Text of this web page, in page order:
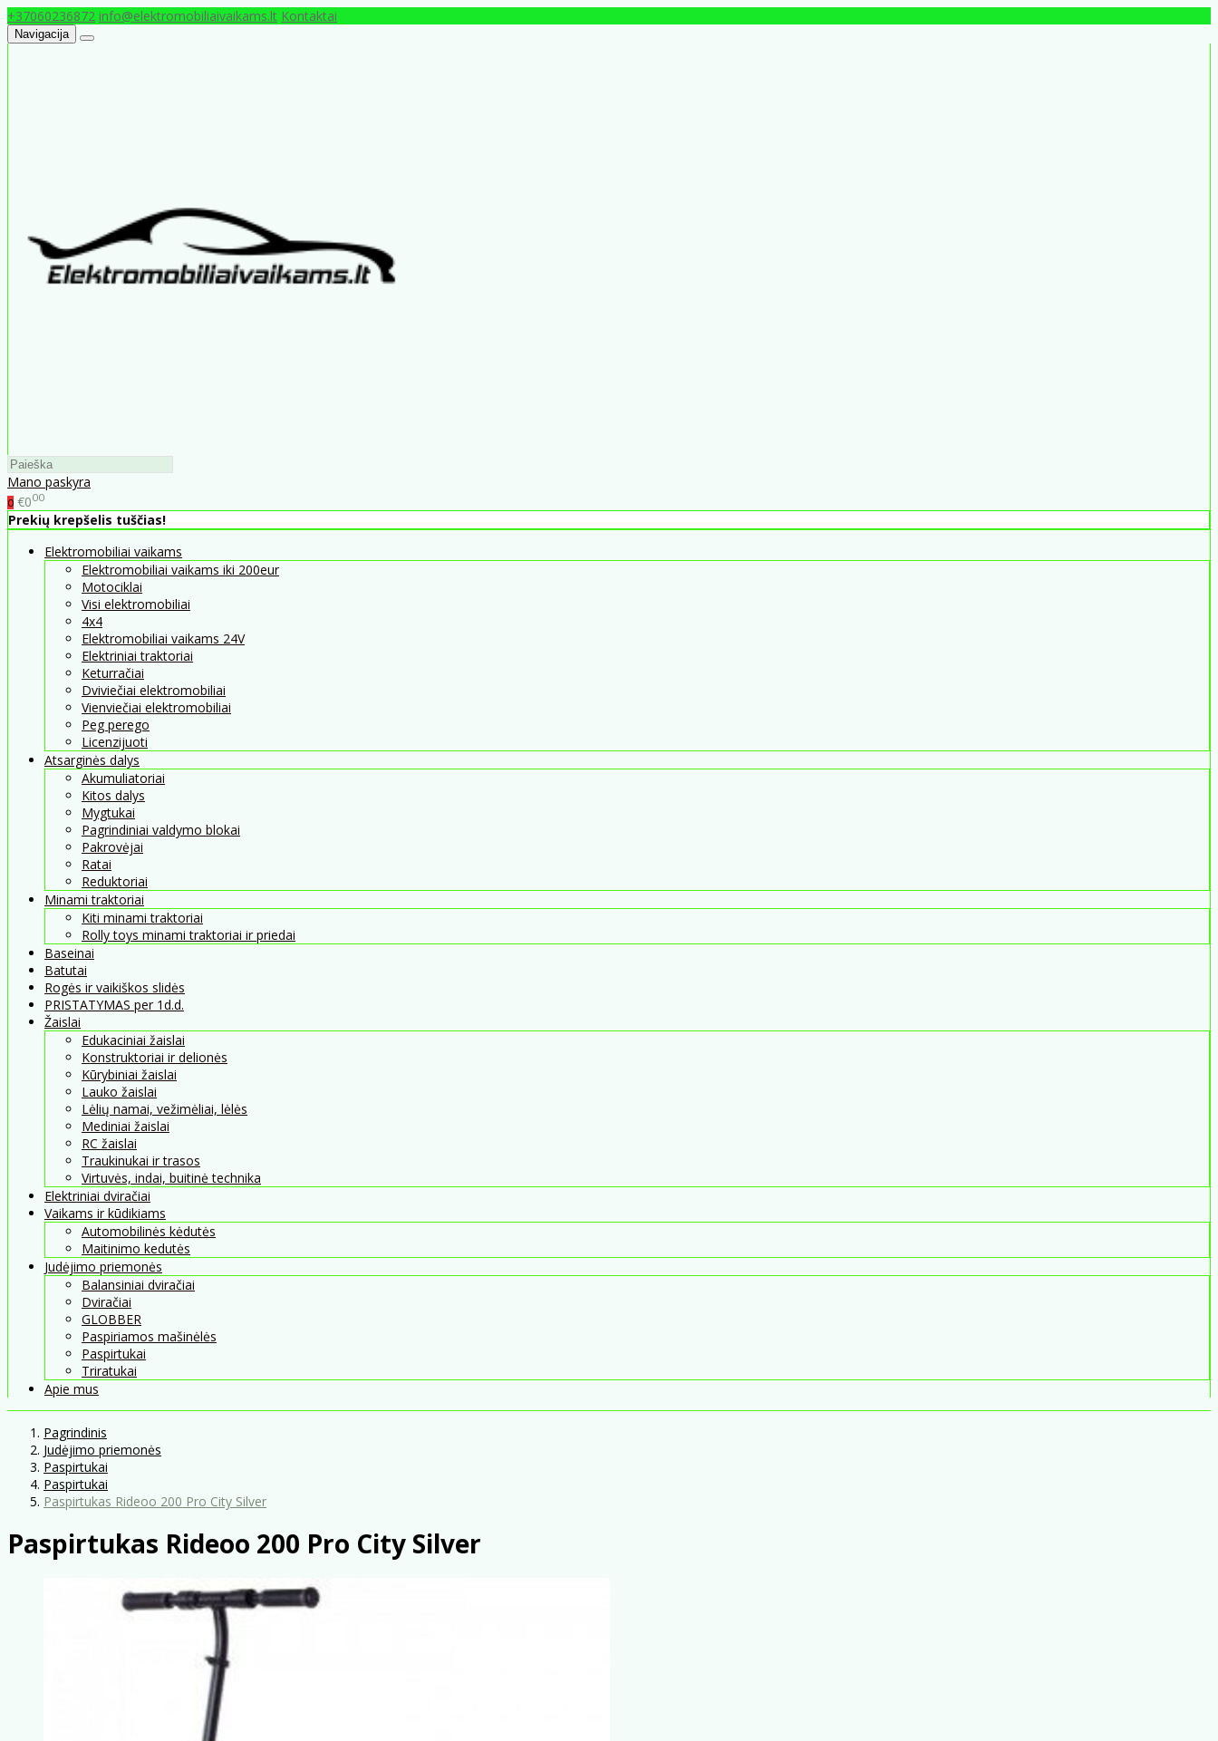
+37060236872 info@elektromobiliaivaikams.lt Kontaktai
Navigacija
Mano paskyra
0 €000
Prekių krepšelis tuščias!
Elektromobiliai vaikams
Elektromobiliai vaikams iki 200eur
Motociklai
Visi elektromobiliai
4x4
Elektromobiliai vaikams 24V
Elektriniai traktoriai
Keturračiai
Dviviečiai elektromobiliai
Vienviečiai elektromobiliai
Peg perego
Licenzijuoti
Atsarginės dalys
Akumuliatoriai
Kitos dalys
Mygtukai
Pagrindiniai valdymo blokai
Pakrovėjai
Ratai
Reduktoriai
Minami traktoriai
Kiti minami traktoriai
Rolly toys minami traktoriai ir priedai
Baseinai
Batutai
Rogės ir vaikiškos slidės
PRISTATYMAS per 1d.d.
Žaislai
Edukaciniai žaislai
Konstruktoriai ir delionės
Kūrybiniai žaislai
Lauko žaislai
Lėlių namai, vežimėliai, lėlės
Mediniai žaislai
RC žaislai
Traukinukai ir trasos
Virtuvės, indai, buitinė technika
Elektriniai dviračiai
Vaikams ir kūdikiams
Automobilinės kėdutės
Maitinimo kedutės
Judėjimo priemonės
Balansiniai dviračiai
Dviračiai
GLOBBER
Paspiriamos mašinėlės
Paspirtukai
Triratukai
Apie mus
Pagrindinis
Judėjimo priemonės
Paspirtukai
Paspirtukai
Paspirtukas Rideoo 200 Pro City Silver
Paspirtukas Rideoo 200 Pro City Silver